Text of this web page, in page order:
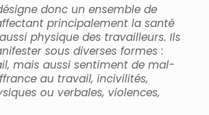
donc un ensemble de
principalement la santé
physique des travailleurs. Ils
sous diverses formes :
mais aussi sentiment de mal-
au travail, incivilités,
ou verbales, violences,